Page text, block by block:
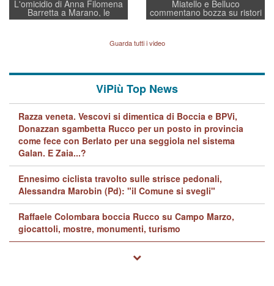
L'omicidio di Anna Filomena
Barretta a Marano, le
indagini dei carabinieri di
quelle di... Barbara D'Urso
Miatello e Belluco
commentano bozza su ristori
BPVi e Veneto Banca
Guarda tutti i video
ViPiù Top News
Razza veneta. Vescovi si dimentica di Boccia e BPVi,
Donazzan sgambetta Rucco per un posto in provincia
come fece con Berlato per una seggiola nel sistema
Galan. E Zaia...?
Ennesimo ciclista travolto sulle strisce pedonali,
Alessandra Marobin (Pd): "il Comune si svegli"
Raffaele Colombara boccia Rucco su Campo Marzo,
giocattoli, mostre, monumenti, turismo